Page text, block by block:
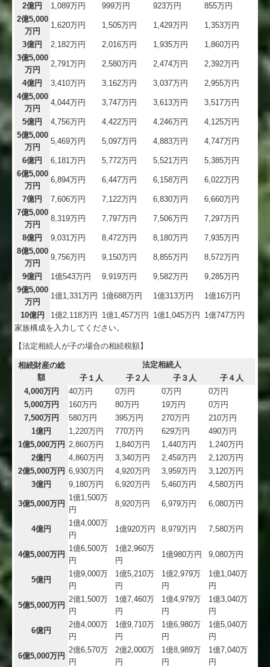
2億円 1,089万円 999万円 923万円
855万円
2億5,000
万円
1,620万円 1,505万円 1,429万円 1,353万円
3億円 2,182万円 2,016万円 1,935万円
1,860万円
3億5,000
万円
2,791万円 2,580万円 2,474万円 2,392万円
4億円 3,410万円 3,162万円 3,037万円
2,955万円
4億5,000
万円
4,044万円 3,747万円 3,613万円 3,517万円
5億円 4,756万円 4,422万円 4,246万円
4,125万円
5億5,000
万円
5,469万円 5,097万円 4,883万円 4,747万円
6億円 6,181万円 5,772万円 5,521万円
5,385万円
6億5,000
万円
6,894万円 6,447万円 6,158万円 6,022万円
7億円 7,606万円 7,122万円 6,830万円
6,660万円
7億5,000
万円
8,319万円 7,797万円 7,506万円 7,297万円
8億円 9,031万円 8,472万円 8,180万円
7,935万円
8億5,000
万円
9,756万円 9,150万円 8,855万円 8,572万円
9億円 1億543万円 9,919万円 9,582万円
9,285万円
9億5,000
万円
1億1,331万円 1億688万円 1億313万円 1億16万円
10億円 1億2,118万円 1億1,457万円 1億1,045万円
1億747万円
家族構成を入力してください。
【法定相続人が子の場合の相続税額】
相続財産の総
額
法定相続人
子１人
子２人 子３人
子４人
4,000万円
40万円 0万円 0万円
0万円
5,000万円
160万円 80万円 19万円
0万円
7,500万円
580万円 395万円 270万円
210万円
1億円
1,220万円 770万円 629万円
490万円
1億5,000万円 2,860万円 1,840万円 1,440万円
1,240万円
2億円
4,860万円 3,340万円 2,459万円
2,120万円
2億5,000万円 6,930万円 4,920万円 3,959万円
3,120万円
3億円
9,180万円 6,920万円 5,460万円 4,580万円
3億5,000万円
1億1,500万
円
8,920万円 6,979万円 6,080万円
4億円
1億4,000万
円
1億920万円 8,979万円 7,580万円
4億5,000万円
1億6,500万
円
1億2,960万
円
1億980万円 9,080万円
5億円
1億9,000万
円
1億5,210万
円
1億2,979万
円
1億1,040万
円
5億5,000万円
2億1,500万
円
1億7,460万
円
1億4,979万
円
1億3,040万
円
6億円
2億4,000万
円
1億9,710万
円
1億6,980万
円
1億5,040万
円
6億5,000万円
2億6,570万
円
2億2,000万
円
1億8,989万
円
1億7,040万
円